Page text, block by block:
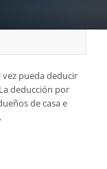
vez pueda deducir
deducción por
de casa e